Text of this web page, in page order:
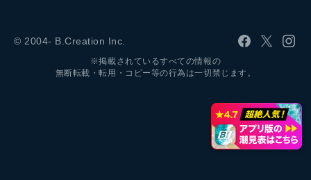
© 2004- B.Creation Inc.
※掲載されているすべての情報の
無断転載・転用・コピー等の行為は一切禁じます。